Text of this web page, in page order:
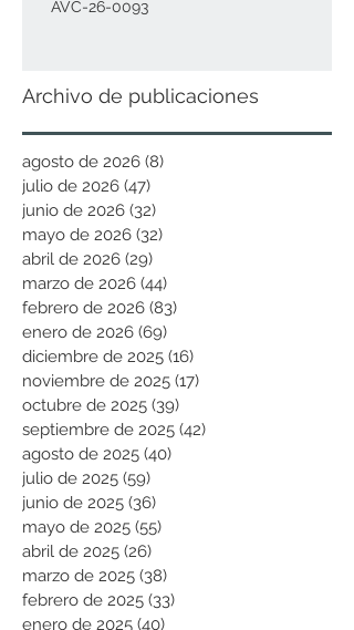
AVC-26-0093
Archivo de publicaciones
agosto de 2026 (8)
julio de 2026 (47)
junio de 2026 (32)
mayo de 2026 (32)
abril de 2026 (29)
marzo de 2026 (44)
febrero de 2026 (83)
enero de 2026 (69)
diciembre de 2025 (16)
noviembre de 2025 (17)
octubre de 2025 (39)
septiembre de 2025 (42)
agosto de 2025 (40)
julio de 2025 (59)
junio de 2025 (36)
mayo de 2025 (55)
abril de 2025 (26)
marzo de 2025 (38)
febrero de 2025 (33)
enero de 2025 (40)